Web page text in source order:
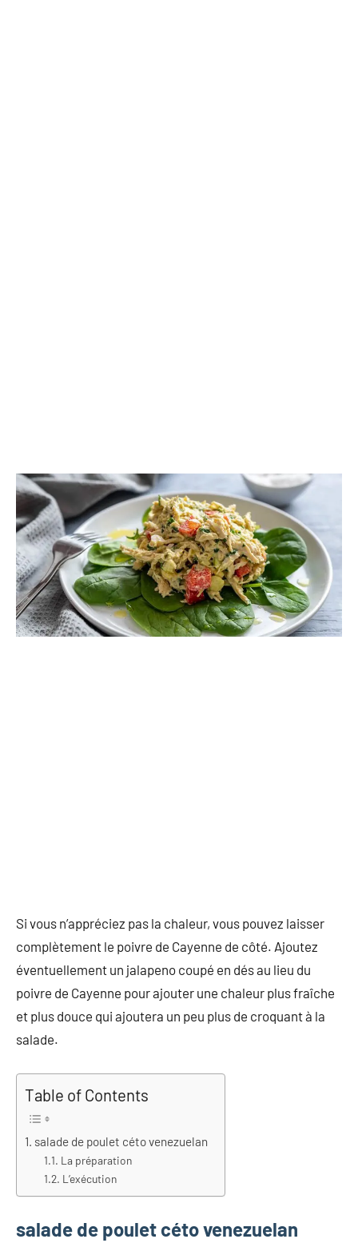
Si vous n’appréciez pas la chaleur, vous pouvez laisser
complètement le poivre de Cayenne de côté. Ajoutez
éventuellement un jalapeno coupé en dés au lieu du
poivre de Cayenne pour ajouter une chaleur plus fraîche
et plus douce qui ajoutera un peu plus de croquant à la
salade.
Table of Contents
salade de poulet céto venezuelan
La préparation
L’exécution
salade de poulet céto venezuelan